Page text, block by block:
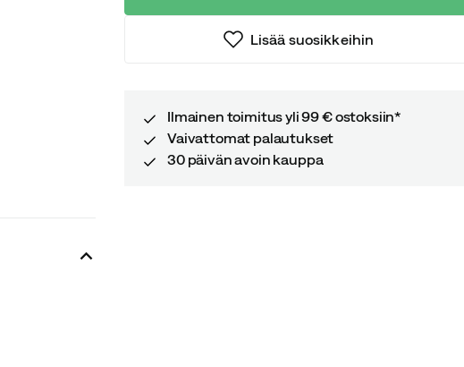
Lisää suosikkeihin
Ilmainen toimitus yli 99 € ostoksiin*
Vaivattomat palautukset
30 päivän avoin kauppa